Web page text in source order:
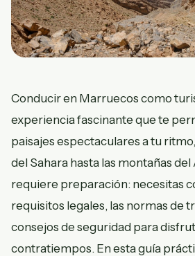
Conducir en Marruecos como
experiencia fascinante que te
paisajes espectaculares a tu
del Sahara hasta las montañas
requiere preparación: necesitas
requisitos legales, las normas de
consejos de seguridad para
contratiempos. En esta guía